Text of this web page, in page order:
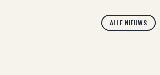
ALLE NIEUWS